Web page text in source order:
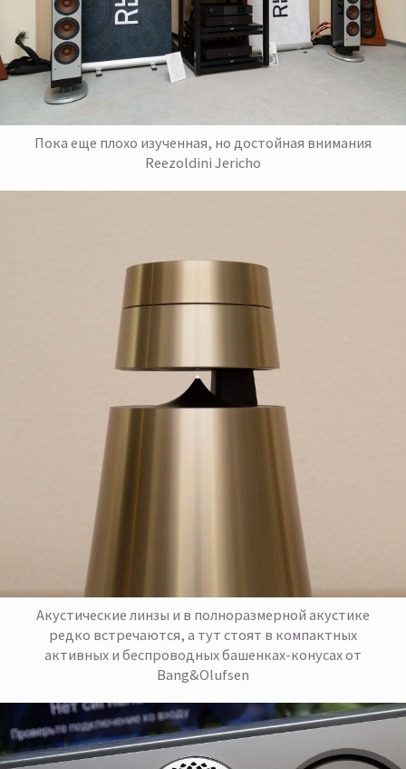
Пока еще плохо изученная, но достойная внимания
Reezoldini Jericho
Акустические линзы и в полноразмерной акустике
редко встречаются, а тут стоят в компактных
активных и беспроводных башенках-конусах от
Bang&Olufsen